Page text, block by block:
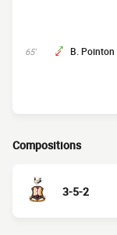
65' B. Pointon
Compositions
3-5-2